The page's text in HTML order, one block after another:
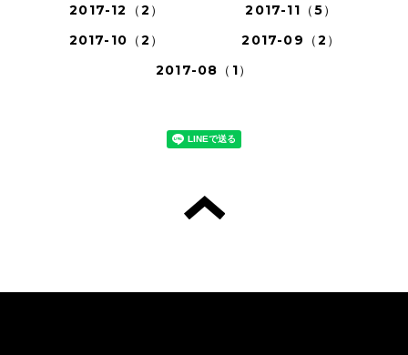
2017-12（2）
2017-11（5）
2017-10（2）
2017-09（2）
2017-08（1）